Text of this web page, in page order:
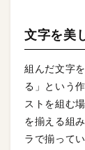
文字を美
組んだ文字
る」という
ストを組む
を揃える組
ラで揃って